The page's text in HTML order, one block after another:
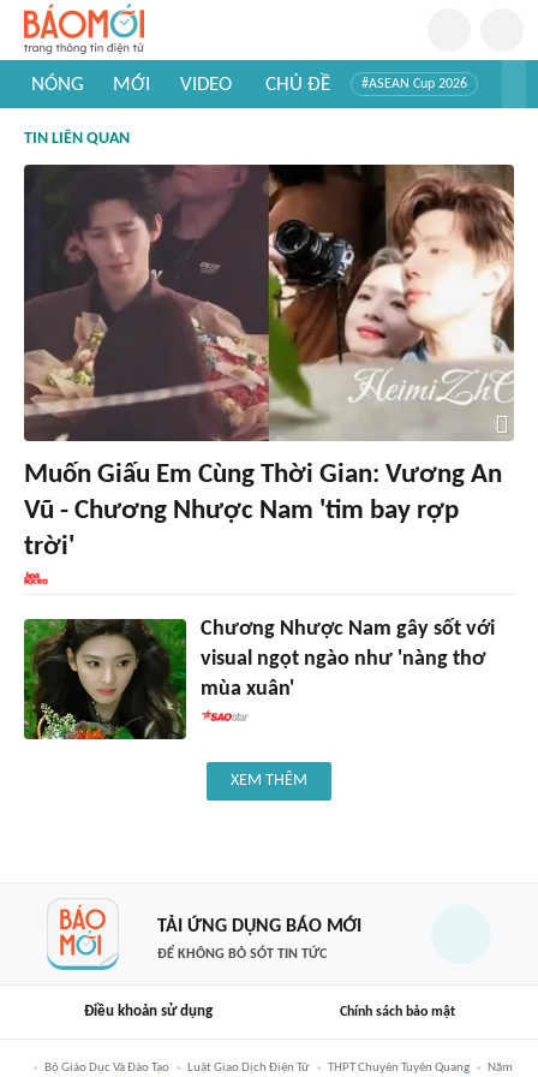
NÓNG MỚI VIDEO CHỦ ĐỀ #ASEAN Cup 2026
#Khám phá thế giới
TIN LIÊN QUAN
Muốn Giấu Em Cùng Thời Gian: Vương An
Vũ - Chương Nhược Nam 'tim bay rợp
trời'
Chương Nhược Nam gây sốt với
visual ngọt ngào như 'nàng thơ
mùa xuân'
XEM THÊM
TẢI ỨNG DỤNG BÁO MỚI
ĐỂ KHÔNG BỎ SÓT TIN TỨC
Điều khoản sử dụng Chính sách bảo mật
Bộ Giáo Dục Và Đào Tạo Luật Giao Dịch Điện Tử THPT Chuyên Tuyên Quang Năm